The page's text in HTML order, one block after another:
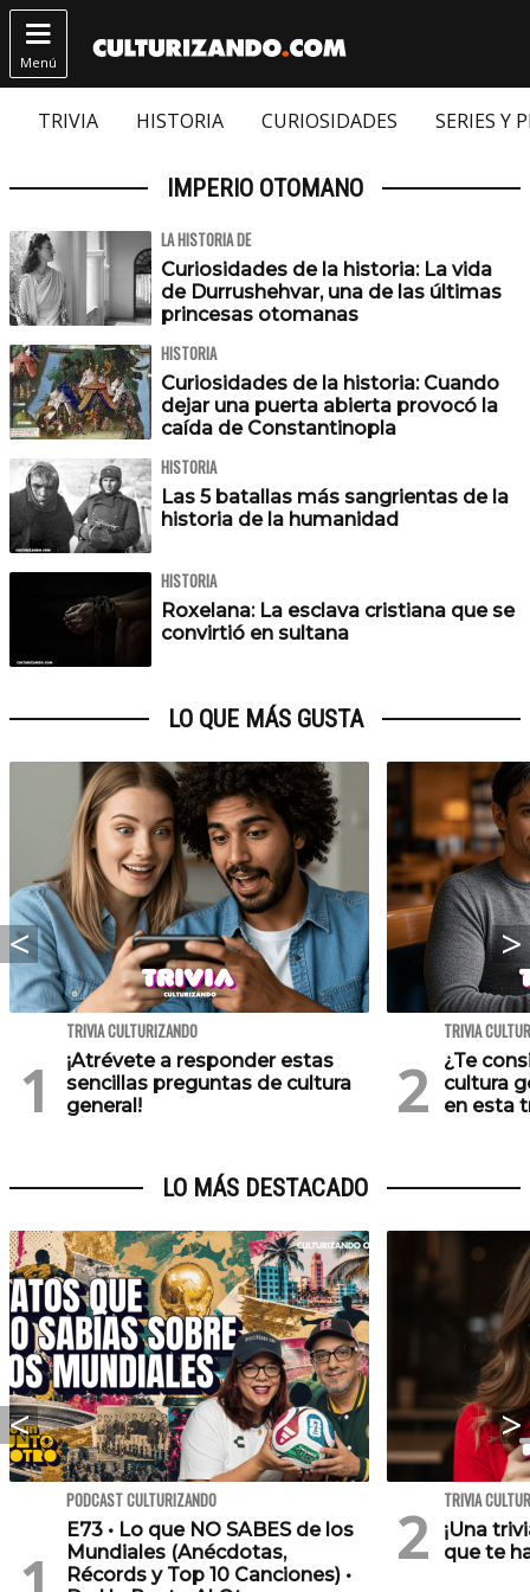

Menú
TRIVIA HISTORIA CURIOSIDADES SERIES Y
IMPERIO OTOMANO
LA HISTORIA DE
Curiosidades de la historia: La vida
de Durrushehvar, una de las últimas
princesas otomanas
HISTORIA
Curiosidades de la historia: Cuando
dejar una puerta abierta provocó la
caída de Constantinopla
HISTORIA
Las 5 batallas más sangrientas de la
historia de la humanidad
HISTORIA
Roxelana: La esclava cristiana que se
convirtió en sultana
LO QUE MÁS GUSTA
TRIVIA CULTURIZANDO
¡Atrévete a responder estas
sencillas preguntas de cultura
general!
TRIVIA
¿Te
cultura
en esta
LO MÁS DESTACADO
PODCAST CULTURIZANDO
E73 • Lo que NO SABES de los
Mundiales (Anécdotas,
Récords y Top 10 Canciones) •
TRIVIA
¡Una
que te